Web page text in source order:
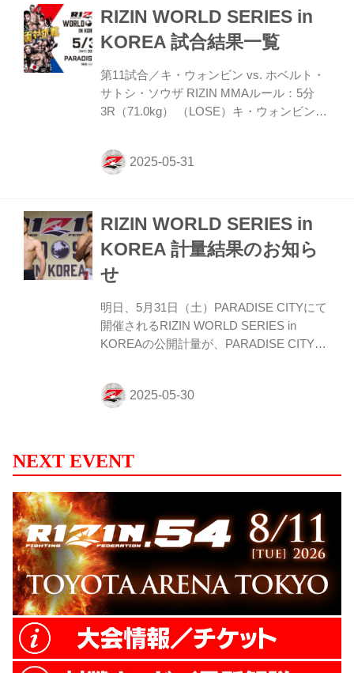
ういった場面まで覚えていますか？ 大原
なんかジャブ差し合ってるとかは覚えてる
んですけど、そのあとが割と……、気づい
たら医務室？でした、なんか、縫ってまし
た。 ーー覚えているのはその場面までだと
して、短い試合時間のなかで感じた、ケー
RIZIN WORLD SERIES in
KOREA 試合結果一覧
第11試合／キ・ウォンビン vs. ホベルト・
サトシ・ソウザ RIZIN MMAルール：5分
3R（71.0kg） （LOSE）キ・ウォンビン
0分50秒 SUB（テクニカルサブミッショ
ン：リアネイキッドチョーク） ≫ 試合結
3R（61.0kg） （LOSE）キム・スーチョル
vs. 佐藤将光（WIN） 3R 判定（0-3） ≫ 試
合結果詳細 第9試合／大原樹理 vs. ジョニ
ー・ケース RIZIN MMAルール：5分
RIZIN WORLD SERIES in
KOREA 計量結果のお知ら
せ
明日、5月31日（土）PARADISE CITYにて
開催されるRIZIN WORLD SERIES in
KOREAの公開計量が、PARADISE CITYに
くさんのファンが見つめる中フェイスオフ
が行われた。緊張感に満ちた公開計量の様
試合／大原樹理 vs. ジョニー・ケースにつ
いて 第9試合／大原樹理 vs. ジョニー・ケ
ースについて、本日行われた公式計量でジ
ョニー・ケースが規定体重（71.00kg）を
0.33kg超過した為、公式ルール第7条第4項
および第5...
NEXT EVENT